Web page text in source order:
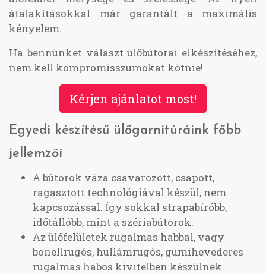
átalakításokkal már garantált a maximális
kényelem.
Ha bennünket választ ülőbútorai elkészítéséhez,
nem kell kompromisszumokat kötnie!
Kérjen ajánlatot most!
Egyedi készítésű ülőgarnitúráink főbb
jellemzői
A bútorok váza csavarozott, csapott,
ragasztott technológiával készül, nem
kapcsozással. Így sokkal strapabíróbb,
időtállóbb, mint a szériabútorok.
Az ülőfelületek rugalmas habbal, vagy
bonellrugós, hullámrugós, gumihevederes
rugalmas habos kivitelben készülnek.